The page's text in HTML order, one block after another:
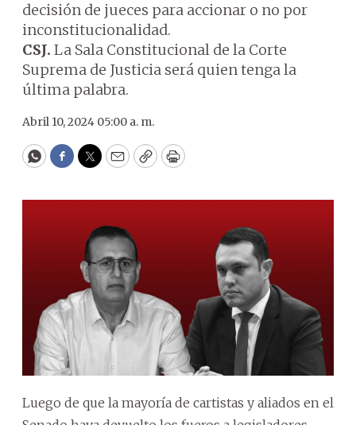
decisión de jueces para accionar o no por
inconstitucionalidad.
CSJ. La Sala Constitucional de la Corte
Suprema de Justicia será quien tenga la
última palabra.
Abril 10, 2024 05:00 a. m.
WhatsApp
Facebook
Twitter
EmailCopyPrint
Luego de que la mayoría de cartistas y aliados en el